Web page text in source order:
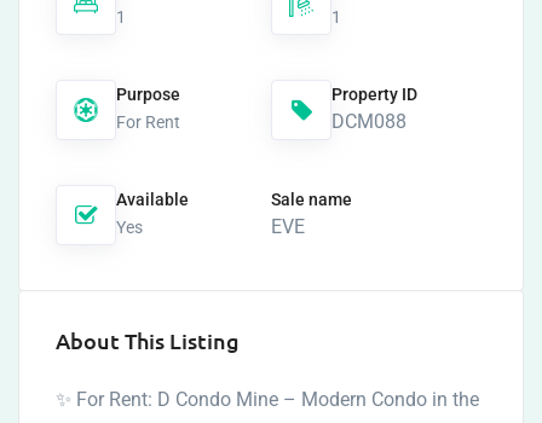
1
1
Purpose
For Rent
Property ID
DCM088
Available
Yes
Sale name
EVE
About This Listing
✨ For Rent: D Condo Mine – Modern Condo in the